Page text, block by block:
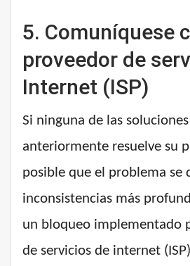
5. Comuníquese
proveedor de
Internet (ISP)
Si ninguna de las
anteriormente resuelve su
posible que el problema se
inconsistencias más
un bloqueo implementado
de servicios de internet